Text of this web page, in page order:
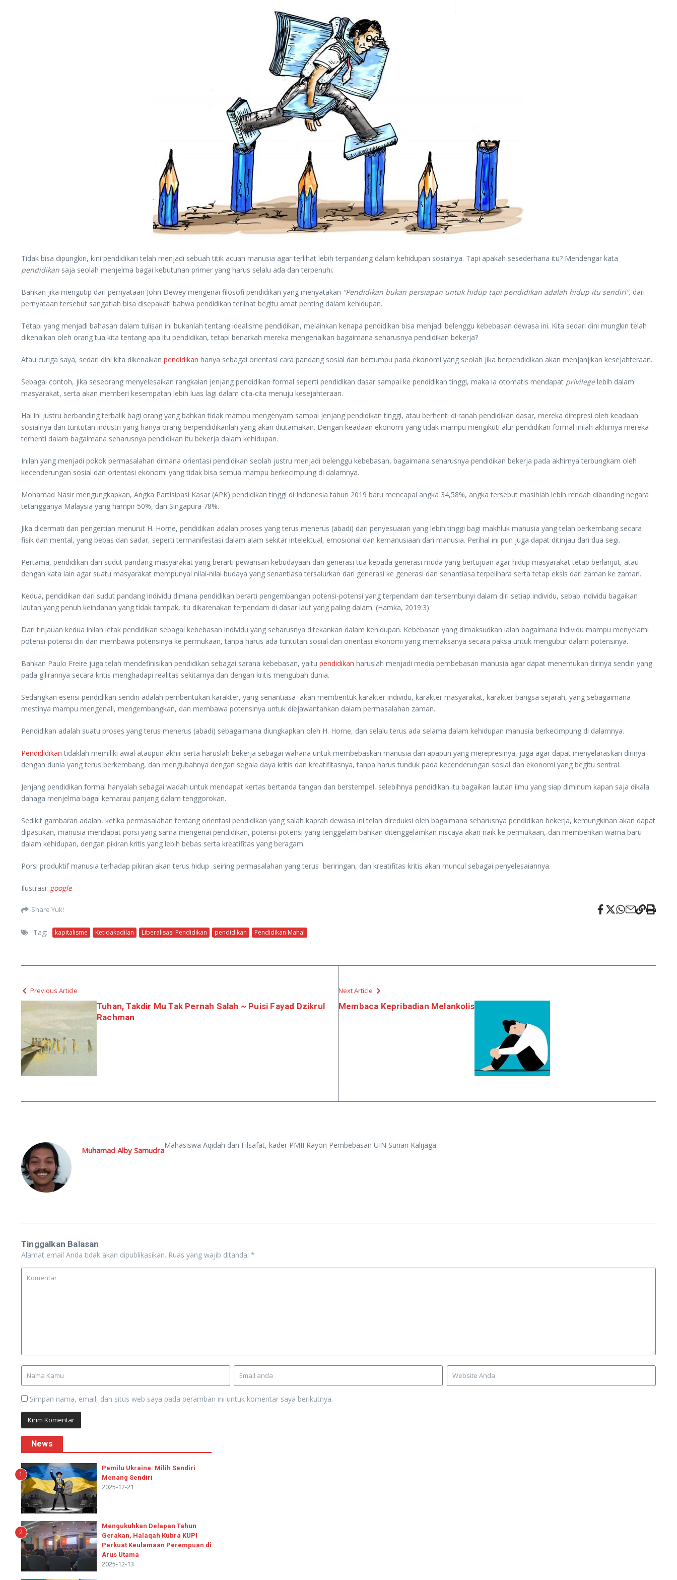
Tidak bisa dipungkiri, kini pendidikan telah menjadi sebuah titik acuan manusia agar terlihat lebih terpandang dalam kehidupan sosialnya. Tapi apakah sesederhana itu? Mendengar kata
pendidikan saja seolah menjelma bagai kebutuhan primer yang harus selalu ada dan terpenuhi.
Bahkan jika mengutip dari pernyataan John Dewey mengenai filosofi pendidikan yang menyatakan “Pendidikan bukan persiapan untuk hidup tapi pendidikan adalah hidup itu sendiri”, dari
pernyataan tersebut sangatlah bisa disepakati bahwa pendidikan terlihat begitu amat penting dalam kehidupan.
Tetapi yang menjadi bahasan dalam tulisan ini bukanlah tentang idealisme pendidikan, melainkan kenapa pendidikan bisa menjadi belenggu kebebasan dewasa ini. Kita sedari dini mungkin telah
dikenalkan oleh orang tua kita tentang apa itu pendidikan, tetapi benarkah mereka mengenalkan bagaimana seharusnya pendidikan bekerja?
Atau curiga saya, sedari dini kita dikenalkan pendidikan hanya sebagai orientasi cara pandang sosial dan bertumpu pada ekonomi yang seolah jika berpendidikan akan menjanjikan kesejahteraan.
Sebagai contoh, jika seseorang menyelesaikan rangkaian jenjang pendidikan formal seperti pendidikan dasar sampai ke pendidikan tinggi, maka ia otomatis mendapat privilegelebih dalam
masyarakat, serta akan memberi kesempatan lebih luas lagi dalam cita-cita menuju kesejahteraan.
Hal ini justru berbanding terbalik bagi orang yang bahkan tidak mampu mengenyam sampai jenjang pendidikan tinggi, atau berhenti di ranah pendidikan dasar, mereka direpresi oleh keadaan
sosialnya dan tuntutan industri yang hanya orang berpendidikanlah yang akan diutamakan. Dengan keadaan ekonomi yang tidak mampu mengikuti alur pendidikan formal inilah akhirnya mereka
terhenti dalam bagaimana seharusnya pendidikan itu bekerja dalam kehidupan.
Inilah yang menjadi pokok permasalahan dimana orientasi pendidikan seolah justru menjadi belenggu kebebasan, bagaimana seharusnya pendidikan bekerja pada akhirnya terbungkam oleh
kecenderungan sosial dan orientasi ekonomi yang tidak bisa semua mampu berkecimpung di dalamnya.
Mohamad Nasir mengungkapkan, Angka Partisipasi Kasar (APK) pendidikan tinggi di Indonesia tahun 2019 baru mencapai angka 34,58%, angka tersebut masihlah lebih rendah dibanding negara
tetangganya Malaysia yang hampir 50%, dan Singapura 78%.
Jika dicermati dari pengertian menurut H. Horne, pendidikan adalah proses yang terus menerus (abadi) dari penyesuaian yang lebih tinggi bagi makhluk manusia yang telah berkembang secara
fisik dan mental, yang bebas dan sadar, seperti termanifestasi dalam alam sekitar intelektual, emosional dan kemanusiaan dari manusia. Perihal ini pun juga dapat ditinjau dari dua segi.
Pertama, pendidikan dari sudut pandang masyarakat yang berarti pewarisan kebudayaan dari generasi tua kepada generasi muda yang bertujuan agar hidup masyarakat tetap berlanjut, atau
dengan kata lain agar suatu masyarakat mempunyai nilai-nilai budaya yang senantiasa tersalurkan dari generasi ke generasi dan senantiasa terpelihara serta tetap eksis dari zaman ke zaman.
Kedua, pendidikan dari sudut pandang individu dimana pendidikan berarti pengembangan potensi-potensi yang terpendam dan tersembunyi dalam diri setiap individu, sebab individu bagaikan
lautan yang penuh keindahan yang tidak tampak, itu dikarenakan terpendam di dasar laut yang paling dalam. (Hamka, 2019:3)
Dari tinjauan kedua inilah letak pendidikan sebagai kebebasan individu yang seharusnya ditekankan dalam kehidupan. Kebebasan yang dimaksudkan ialah bagaimana individu mampu menyelami
potensi-potensi diri dan membawa potensinya ke permukaan, tanpa harus ada tuntutan sosial dan orientasi ekonomi yang memaksanya secara paksa untuk mengubur dalam potensinya.
Bahkan Paulo Freire juga telah mendefinisikan pendidikan sebagai sarana kebebasan, yaitu pendidikan haruslah menjadi media pembebasan manusia agar dapat menemukan dirinya sendiri yang
pada gilirannya secara kritis menghadapi realitas sekitarnya dan dengan kritis mengubah dunia.
Sedangkan esensi pendidikan sendiri adalah pembentukan karakter, yang senantiasa akan membentuk karakter individu, karakter masyarakat, karakter bangsa sejarah, yang sebagaimana
mestinya mampu mengenali, mengembangkan, dan membawa potensinya untuk diejawantahkan dalam permasalahan zaman.
Pendidikan adalah suatu proses yang terus menerus (abadi) sebagaimana diungkapkan oleh H. Horne, dan selalu terus ada selama dalam kehidupan manusia berkecimpung di dalamnya.
Pendididikan tidaklah memiliki awal ataupun akhir serta haruslah bekerja sebagai wahana untuk membebaskan manusia dari apapun yang merepresinya, juga agar dapat menyelaraskan dirinya
dengan dunia yang terus berkembang, dan mengubahnya dengan segala daya kritis dan kreatifitasnya, tanpa harus tunduk pada kecenderungan sosial dan ekonomi yang begitu sentral.
Jenjang pendidikan formal hanyalah sebagai wadah untuk mendapat kertas bertanda tangan dan berstempel, selebihnya pendidikan itu bagaikan lautan ilmu yang siap diminum kapan saja dikala
dahaga menjelma bagai kemarau panjang dalam tenggorokan.
Sedikit gambaran adalah, ketika permasalahan tentang orientasi pendidikan yang salah kaprah dewasa ini telah direduksi oleh bagaimana seharusnya pendidikan bekerja, kemungkinan akan dapat
dipastikan, manusia mendapat porsi yang sama mengenai pendidikan, potensi-potensi yang tenggelam bahkan ditenggelamkan niscaya akan naik ke permukaan, dan memberikan warna baru
dalam kehidupan, dengan pikiran kritis yang lebih bebas serta kreatifitas yang beragam.
Porsi produktif manusia terhadap pikiran akan terus hidup seiring permasalahan yang terus beriringan, dan kreatifitas kritis akan muncul sebagai penyelesaiannya.
Ilustrasi: google
Share Yuk!
Tag: kapitalisme Ketidakadilan Liberalisasi Pendidikan pendidikan Pendidikan Mahal
Previous Article
Tuhan, Takdir Mu Tak Pernah Salah ~ Puisi Fayad Dzikrul
Rachman
Next Article
Membaca Kepribadian Melankolis
Muhamad Alby Samudra
Mahasiswa Aqidah dan Filsafat, kader PMII Rayon Pembebasan UIN Sunan Kalijaga.
Tinggalkan Balasan
Alamat email Anda tidak akan dipublikasikan. Ruas yang wajib ditandai *
Simpan nama, email, dan situs web saya pada peramban ini untuk komentar saya berikutnya.
News
1
Pemilu Ukraina: Milih Sendiri
Menang Sendiri
2025-12-21
2
Mengukuhkan Delapan Tahun
Gerakan, Halaqah Kubra KUPI
Perkuat Keulamaan Perempuan di
Arus Utama
2025-12-13